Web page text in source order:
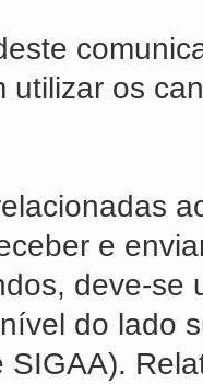
utilizar os
e
deve-se
do lado
SIGAA).